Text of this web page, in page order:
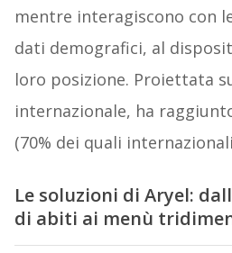
mentre interagiscono con
dati demografici, al
loro posizione. Proiettata
internazionale, ha
(70% dei quali
Le soluzioni di Aryel:
di abiti ai menù